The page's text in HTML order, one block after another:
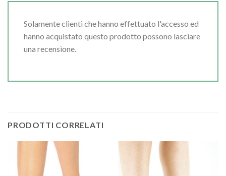
Solamente clienti che hanno effettuato l'accesso ed
hanno acquistato questo prodotto possono lasciare
una recensione.
PRODOTTI CORRELATI